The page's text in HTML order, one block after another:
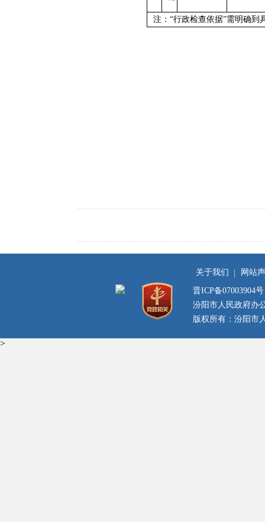
注：“行政检查依据”需明确到
关于我们 网站
晋ICP备07003904号
汾阳市人民政府办
版权所有：汾阳市
>